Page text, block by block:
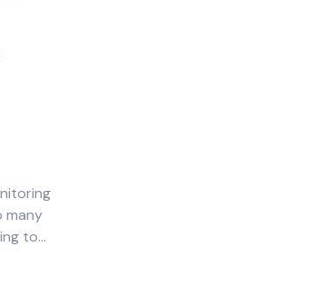
many
to...